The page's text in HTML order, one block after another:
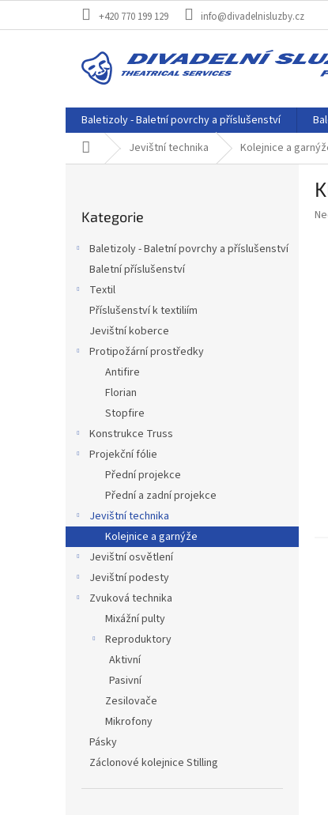
+420 770 199 129 info@divadelnisluzby.cz
Baletizoly - Baletní povrchy a příslušenství
Domů Jevištní technika Kolejnice a
kategorie
Kategorie
Baletizoly - Baletní povrchy a příslušenství
Baletní příslušenství
Textil
Příslušenství k textiliím
Jevištní koberce
Protipožární prostředky
Antifire
Florian
Stopfire
Konstrukce Truss
Projekční fólie
Přední projekce
Přední a zadní projekce
Jevištní technika
Kolejnice a garnýže
Jevištní osvětlení
Jevištní podesty
Zvuková technika
Mixážní pulty
Reproduktory
Aktivní
Pasivní
Zesilovače
Mikrofony
Pásky
Záclonové kolejnice Stilling